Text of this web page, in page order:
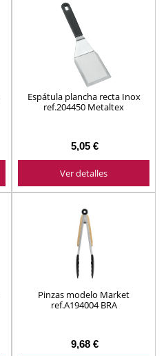
Espátula plancha recta Inox
ref.204450 Metaltex
5,05 €
Ver detalles
Pinzas modelo Market
ref.A194004 BRA
9,68 €